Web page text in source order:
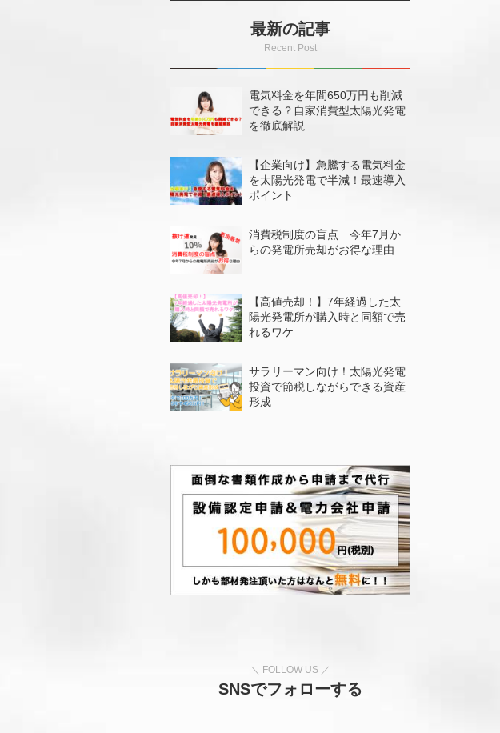
最新の記事
電気料金を年間650万円も削減
できる？自家消費型太陽光発電
を徹底解説
【企業向け】急騰する電気料金
を太陽光発電で半減！最速導入
ポイント
消費税制度の盲点 今年7月か
らの発電所売却がお得な理由
【高値売却！】7年経過した太
陽光発電所が購入時と同額で売
れるワケ
サラリーマン向け！太陽光発電
投資で節税しながらできる資産
形成
SNSでフォローする